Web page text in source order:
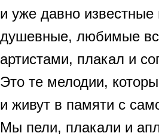
и уже давно
душевные, любимые
артистами, плакал и
Это те мелодии,
и живут в памяти с
Мы пели, плакали и